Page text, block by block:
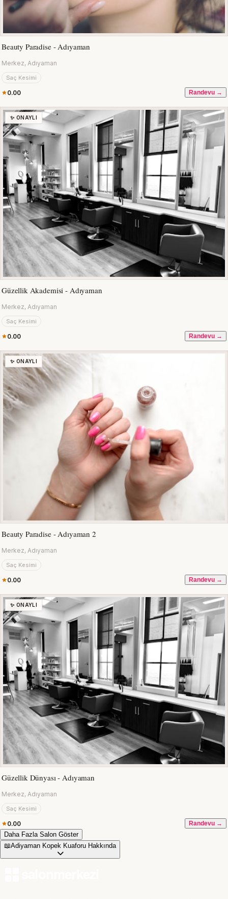
Beauty Paradise - Adıyaman
Merkez, Adıyaman
Saç Kesimi
0.00 Randevu →
✨ ONAYLI
Güzellik Akademisi - Adıyaman
Merkez, Adıyaman
Saç Kesimi
0.00 Randevu →
✨ ONAYLI
Beauty Paradise - Adıyaman 2
Merkez, Adıyaman
Saç Kesimi
0.00 Randevu →
✨ ONAYLI
Güzellik Dünyası - Adıyaman
Merkez, Adıyaman
Saç Kesimi
0.00 Randevu →
Daha Fazla Salon Göster
📖Adiyaman Kopek Kuaforu Hakkında